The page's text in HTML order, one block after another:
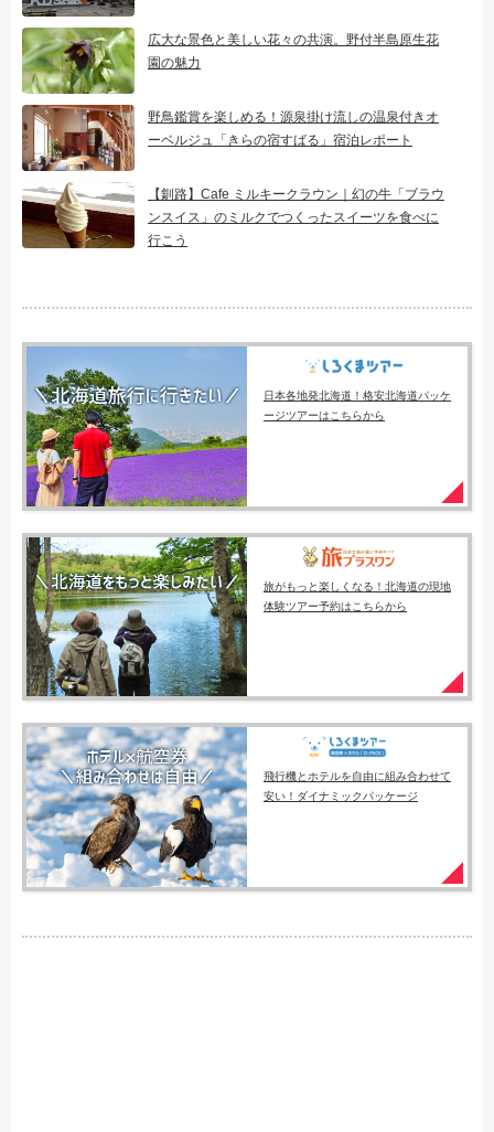
広大な景色と美しい花々の共演。野付半島原生花
園の魅力
野鳥鑑賞を楽しめる！源泉掛け流しの温泉付きオ
ーベルジュ「きらの宿すばる」宿泊レポート
【釧路】Cafe ミルキークラウン｜幻の牛「ブラウ
ンスイス」のミルクでつくったスイーツを食べに
行こう
日本各地発北海道！格安北海道パッケ
ージツアーはこちらから
旅がもっと楽しくなる！北海道の現地
体験ツアー予約はこちらから
飛行機とホテルを自由に組み合わせて
安い！ダイナミックパッケージ